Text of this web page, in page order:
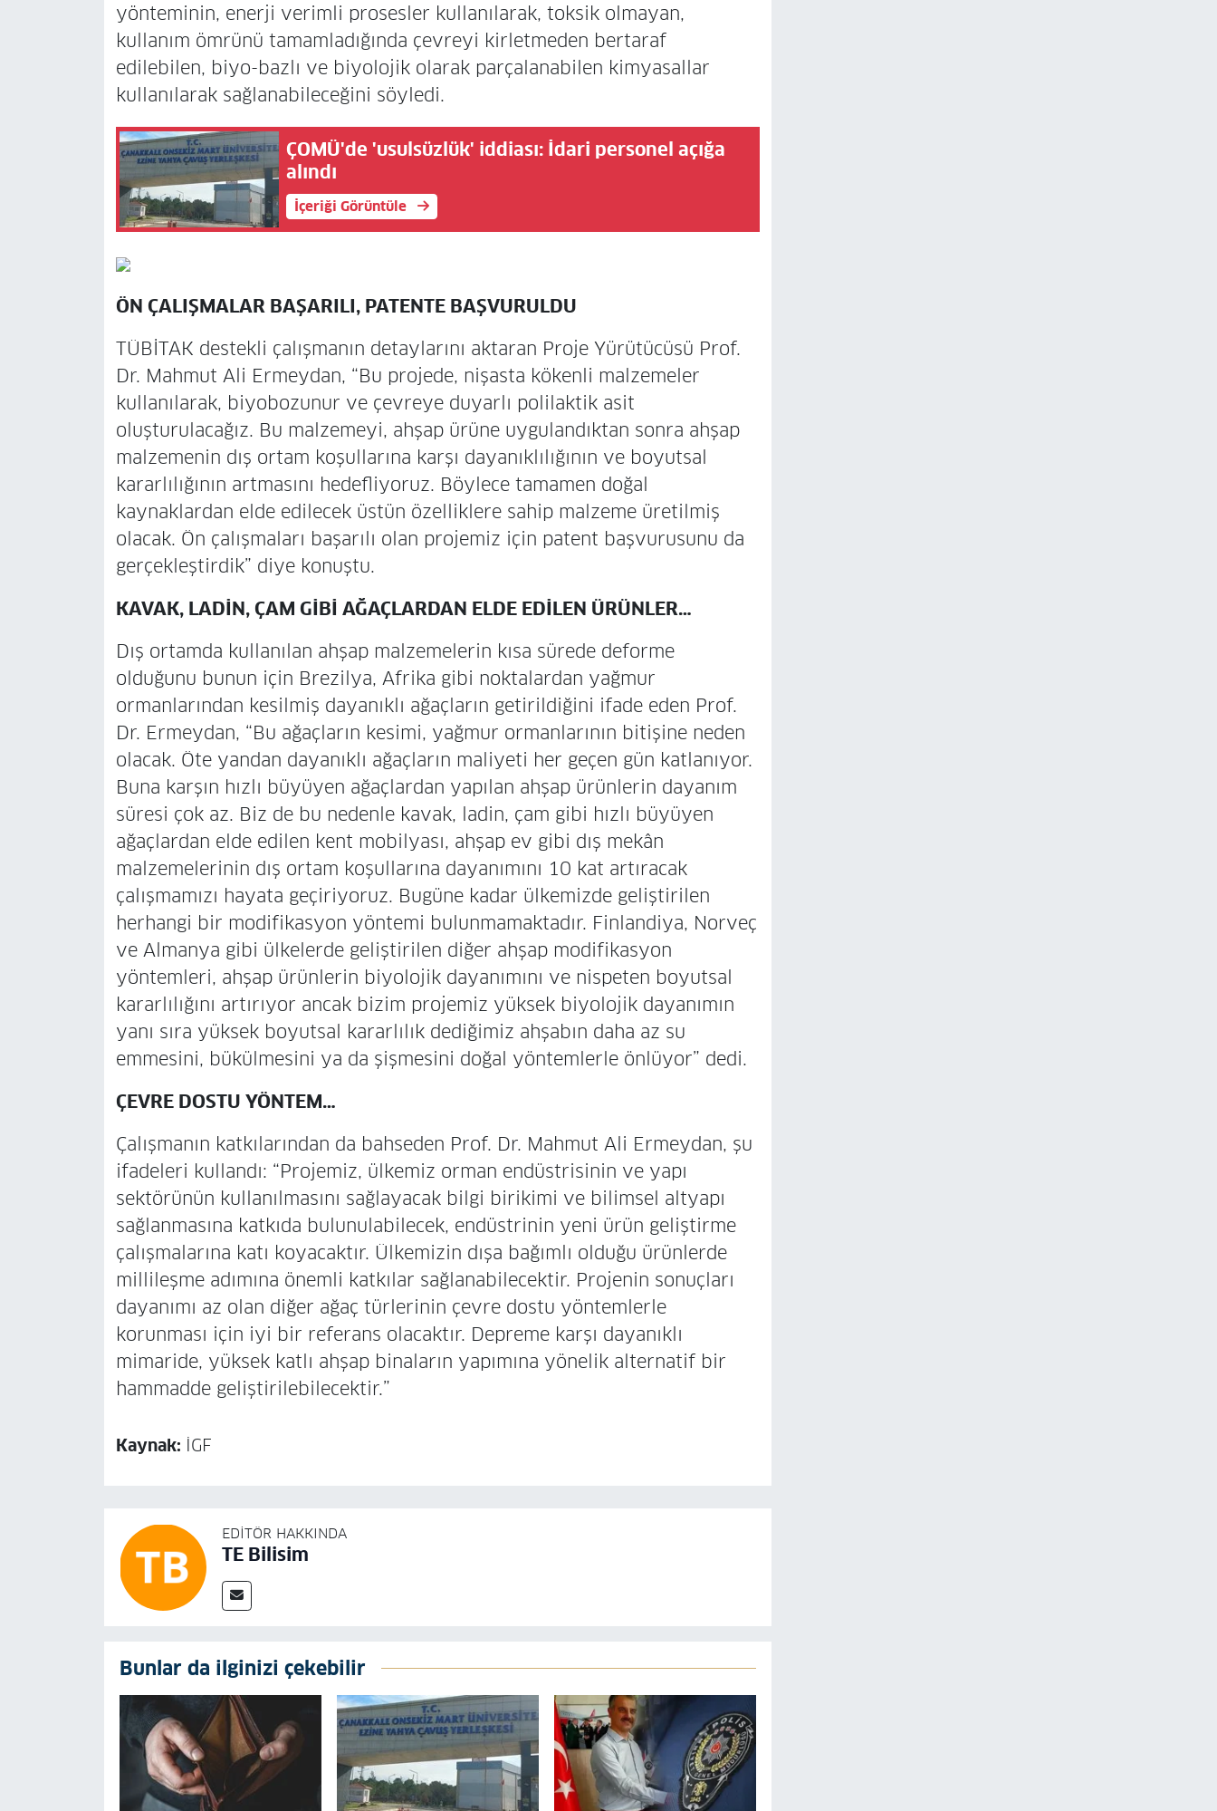
yönteminin, enerji verimli prosesler kullanılarak, toksik olmayan,
kullanım ömrünü tamamladığında çevreyi kirletmeden bertaraf
edilebilen, biyo-bazlı ve biyolojik olarak parçalanabilen kimyasallar
kullanılarak sağlanabileceğini söyledi.
ÇOMÜ'de 'usulsüzlük' iddiası: İdari personel açığa
alındı
İçeriği Görüntüle
ÖN ÇALIŞMALAR BAŞARILI, PATENTE BAŞVURULDU
TÜBİTAK destekli çalışmanın detaylarını aktaran Proje Yürütücüsü Prof.
Dr. Mahmut Ali Ermeydan, “Bu projede, nişasta kökenli malzemeler
kullanılarak, biyobozunur ve çevreye duyarlı polilaktik asit
oluşturulacağız. Bu malzemeyi, ahşap ürüne uygulandıktan sonra ahşap
malzemenin dış ortam koşullarına karşı dayanıklılığının ve boyutsal
kararlılığının artmasını hedefliyoruz. Böylece tamamen doğal
kaynaklardan elde edilecek üstün özelliklere sahip malzeme üretilmiş
olacak. Ön çalışmaları başarılı olan projemiz için patent başvurusunu da
gerçekleştirdik” diye konuştu.
KAVAK, LADİN, ÇAM GİBİ AĞAÇLARDAN ELDE EDİLEN ÜRÜNLER…
Dış ortamda kullanılan ahşap malzemelerin kısa sürede deforme
olduğunu bunun için Brezilya, Afrika gibi noktalardan yağmur
ormanlarından kesilmiş dayanıklı ağaçların getirildiğini ifade eden Prof.
Dr. Ermeydan, “Bu ağaçların kesimi, yağmur ormanlarının bitişine neden
olacak. Öte yandan dayanıklı ağaçların maliyeti her geçen gün katlanıyor.
Buna karşın hızlı büyüyen ağaçlardan yapılan ahşap ürünlerin dayanım
süresi çok az. Biz de bu nedenle kavak, ladin, çam gibi hızlı büyüyen
ağaçlardan elde edilen kent mobilyası, ahşap ev gibi dış mekân
malzemelerinin dış ortam koşullarına dayanımını 10 kat artıracak
çalışmamızı hayata geçiriyoruz. Bugüne kadar ülkemizde geliştirilen
herhangi bir modifikasyon yöntemi bulunmamaktadır. Finlandiya, Norveç
ve Almanya gibi ülkelerde geliştirilen diğer ahşap modifikasyon
yöntemleri, ahşap ürünlerin biyolojik dayanımını ve nispeten boyutsal
kararlılığını artırıyor ancak bizim projemiz yüksek biyolojik dayanımın
yanı sıra yüksek boyutsal kararlılık dediğimiz ahşabın daha az su
emmesini, bükülmesini ya da şişmesini doğal yöntemlerle önlüyor” dedi.
ÇEVRE DOSTU YÖNTEM…
Çalışmanın katkılarından da bahseden Prof. Dr. Mahmut Ali Ermeydan, şu
ifadeleri kullandı: “Projemiz, ülkemiz orman endüstrisinin ve yapı
sektörünün kullanılmasını sağlayacak bilgi birikimi ve bilimsel altyapı
sağlanmasına katkıda bulunulabilecek, endüstrinin yeni ürün geliştirme
çalışmalarına katı koyacaktır. Ülkemizin dışa bağımlı olduğu ürünlerde
millileşme adımına önemli katkılar sağlanabilecektir. Projenin sonuçları
dayanımı az olan diğer ağaç türlerinin çevre dostu yöntemlerle
korunması için iyi bir referans olacaktır. Depreme karşı dayanıklı
mimaride, yüksek katlı ahşap binaların yapımına yönelik alternatif bir
hammadde geliştirilebilecektir.”
Kaynak: İGF
EDITÖR HAKKINDA
TE Bilisim
Bunlar da ilginizi çekebilir